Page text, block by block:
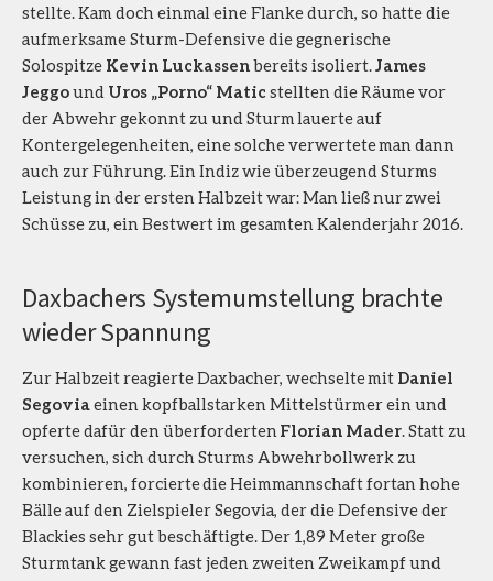
stellte. Kam doch einmal eine Flanke durch, so hatte die
aufmerksame Sturm-Defensive die gegnerische
Solospitze Kevin Luckassenbereits isoliert.James
Jeggound Uros „Porno“ Maticstellten die Räume vor
der Abwehr gekonnt zu und Sturm lauerte auf
Kontergelegenheiten, eine solche verwertete man dann
auch zur Führung. Ein Indiz wie überzeugend Sturms
Leistung in der ersten Halbzeit war: Man ließ nur zwei
Schüsse zu, ein Bestwert im gesamten Kalenderjahr 2016.
Daxbachers Systemumstellung brachte
wieder Spannung
Zur Halbzeit reagierte Daxbacher, wechselte mit Daniel
Segoviaeinen kopfballstarken Mittelstürmer ein und
opferte dafür den überforderten Florian Mader. Statt zu
versuchen, sich durch Sturms Abwehrbollwerk zu
kombinieren, forcierte die Heimmannschaft fortan hohe
Bälle auf den Zielspieler Segovia, der die Defensive der
Blackies sehr gut beschäftigte. Der 1,89 Meter große
Sturmtank gewann fast jeden zweiten Zweikampf und